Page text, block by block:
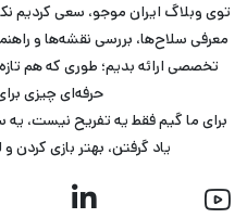
توی وبلاگ ایران موجو، سعی کردیم
معرفی سلاح‌ها، بررسی نقشه‌ها و
تخصصی ارائه بدیم؛ طوری که هم
حرفه‌ای چیزی
برای ما گیم فقط یه تفریح نیست، یه
یاد گرفتن، بهتر بازی کردن